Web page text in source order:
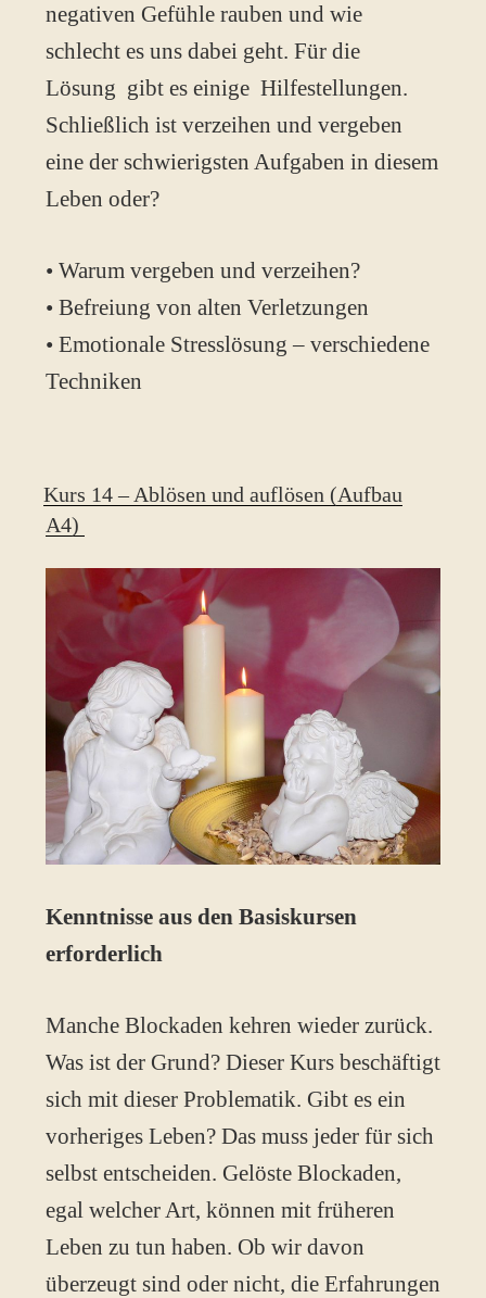
negativen Gefühle rauben und wie
schlecht es uns dabei geht. Für die
Lösung gibt es einige Hilfestellungen.
Schließlich ist verzeihen und vergeben
eine der schwierigsten Aufgaben in diesem
Leben oder?
• Warum vergeben und verzeihen?
• Befreiung von alten Verletzungen
• Emotionale Stresslösung – verschiedene
Techniken
Kurs 14 – Ablösen und auflösen (Aufbau
A4)
Kenntnisse aus den Basiskursen
erforderlich
Manche Blockaden kehren wieder zurück.
Was ist der Grund? Dieser Kurs beschäftigt
sich mit dieser Problematik. Gibt es ein
vorheriges Leben? Das muss jeder für sich
selbst entscheiden. Gelöste Blockaden,
egal welcher Art, können mit früheren
Leben zu tun haben. Ob wir davon
überzeugt sind oder nicht, die Erfahrungen